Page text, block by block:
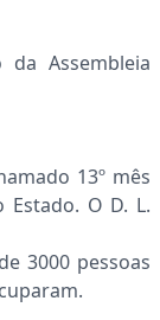
da Assembleia
13º mês
O D. L.
3000 pessoas